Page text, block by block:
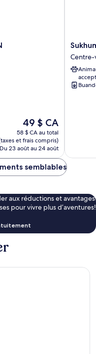
Le
prix
est
de
49 $ CA
49 $ CA
58 $ CA au total
et frais compris)
Du 23 août au 24 août
Sukhum
Khaosan
Au
Bon
Hostel
Centre-
Centre-
semblables
aux réductions et avantages
pour vivre plus d’aventures!